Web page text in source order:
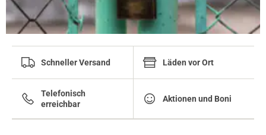
Schneller Versand Läden vor Ort
Telefonisch
erreichbar
Aktionen und Boni